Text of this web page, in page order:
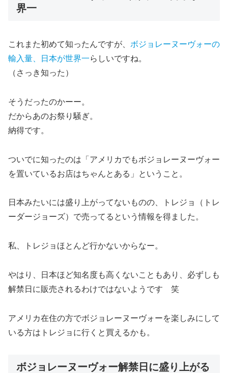
界一
これまた初めて知ったんですが、 ボジョレーヌーヴォーの
輸入量、日本が世界一らしいですね。
（さっき知った）
そうだったのかーー。
だからあのお祭り騒ぎ。
納得です。
ついでに知ったのは 「アメリカでもボジョレーヌーヴォー
を置いているお店はちゃんとある」
ということ。
日本みたいには盛り上がってないものの、トレジョ（トレ
ーダージョーズ）で売ってるという情報を得ました。
私、トレジョほとんど行かないからなー。
やはり、
日本ほど知名度も高くないこともあり、必ずしも
解禁日に販売されるわけではないようです 笑
アメリカ在住の方でボジョレーヌーヴォーを楽しみにして
いる方はトレジョに行くと買えるかも。
ボジョレーヌーヴォー解禁日に盛り上がる